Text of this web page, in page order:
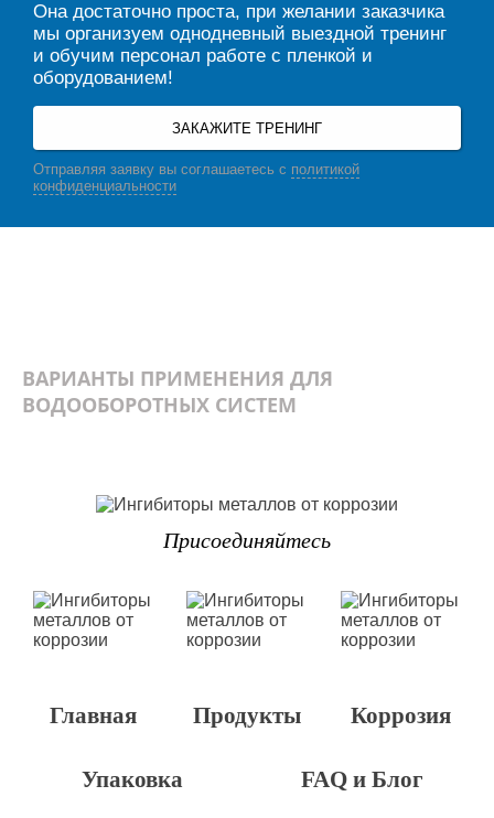
Она достаточно проста, при желании заказчика
мы организуем однодневный выездной тренинг
и обучим персонал работе с пленкой и
оборудованием!
ЗАКАЖИТЕ ТРЕНИНГ
Отправляя заявку вы соглашаетесь с политикой
конфиденциальности
ВАРИАНТЫ ПРИМЕНЕНИЯ ДЛЯ
ВОДООБОРОТНЫХ СИСТЕМ
Присоединяйтесь
Главная Продукты Коррозия
Упаковка FAQ и Блог